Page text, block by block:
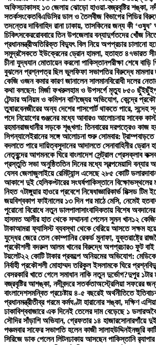
অফিসঢাকাসহ ১৩ জেলায় ঝোড়ো হাওয়া-বজ্রবৃষ্টির শঙ্কা,
সতর্কসংকেতবিএডিসির ডাল ও তৈলবীজ বিভাগের পিডির
তদন্তের দাবিনাহিদ রানা ঢাকায়, তাসকিনের জন্য কী ‘ওষুধ’
চিকিৎসকেররোববারে তিন উপজেলার বন্যাদুর্গতদের খোঁজ নিতে
প্রধানমন্ত্রীঅতিরিক্ত বিদ্যুৎ বিল নিয়ে অপপ্রচার চালানো
সমুদ্রসৈকতে ইউক্রেনের ড্রোন হামলা, হতাহত ৪৭ভারত
চীনা যুদ্ধযান মোতায়েন করলো পাকিস্তানপরীক্ষা শেষে বাড়ি
বুঝলেন প্রশ্নপত্র ছিল ভুলফিফা সভাপতির বিরুদ্ধে মামলার
কেজি ওজন কমার কারণ জানালেন সালমানবিরোধী দলের
কথা বলছেন: মির্জা ফখরুলহাম ও উপসর্গে মৃত্যু ৮৫০ ছুঁইছুঁই
টেন্ডার অনিয়ম ও কমিশন বাণিজ্যের অভিযোগ, কেন্দ্রে
তুষারবেনজীরের অন্য দেশের পাসপোর্ট থাকতে পারে, সন্দেহ
পদে নিয়োগের গুঞ্জনের মধ্যে আবারও আলোচনায় সাবেক
রহমানরাজধানীর সড়কে শৃঙ্খলা: তিনবারের দরপত্রেও কাজ
সিগন্যালেইরানের সঙ্গে আলোচনা শুরু সোমবার: ট্রাম্পবাড়তে
বদলাতে পারে দায়িত্বসুদানের আদালতে সেনাবাহিনীর ড্রোন
নেতৃবৃন্দের আগমনকে ঘিরে বাংলাদেশ সেন্ট্রাল প্রেসক্লাব
প্রস্তুতি সভা অনুষ্ঠিততিন দিনের মধ্যে স্বল্পমেয়াদি
যেসব জেলাজুলাইয়ে রেমিট্যান্স এসেছে ২৮৫ কোটি ডলার
আকাশে দুই হেলিকপ্টারের সংঘর্ষপাকিস্তানে বিক্ষোভস্থলের
নিহত ৭টাঙ্গুয়ার হাওরে প্রবেশে নিষেধাজ্ঞারিকার্ভ মিক্সড টিম
জয়বিশ্বকাপ ফাইনালের ১৩ দিন পর মাঠে মেসি, নেমেই
পুরোনো বিরোধে নতুন ডালপালাসাংবাদিকতায় বিশেষ
হাসমত আলীর হাত থেকে সম্মাননা পেলেন সুমন খান১২
টাকাআমরা ফ্যাসিস্ট ব্যবস্থা থেকে বেরিয়ে আসতে সক্ষম
যুদ্ধের জেরে তেল কোম্পানির রেকর্ড মুনাফা, যুক্তরাষ্ট্রে
প্রকৌশলী বদরুল আলম খানের বিরুদ্ধে অপপ্রচার৩ ফুট বাই
টয়লেট২২ কোটি টাকার প্রকল্পে অনিয়মের অভিযোগ:
নির্বাহী প্রকৌশলী মোহাম্মদ তরিকুল ইসলামকে ঘিরে প্রশ্ন
বেসরকারি খাতে গেলে সমাধান নাকি নতুন দুর্ভোগ?দুপুর ১টার
বজ্রবৃষ্টির আশঙ্কা, নদীবন্দরে সতর্কতাঅস্ট্রেলিয়া সফরের
বাংলাদেশসমন্বিত প্রচেষ্টায় ৪-৫ বছরেই অর্থনীতিতে
প্রধানমন্ত্রীতীব্র গরমে কর্মঘণ্টা হারানোর শঙ্কা, দক্ষিণ
ঢাকাবিশ্ববাজারে এক দিনেই তেলের দাম বেড়েছে ১ ডলার
সৌদির সাঁড়াশি অভিযান, গ্রেফতার ১৪ হাজারসোনারগাঁয়ে
পঞ্চমবার সাফের সভাপতি হলেন কাজী সালাহউদ্দিনইনজুরি
সিরিজে ডাক পেলেন লিটনঢাকায় আসছেন পাকিস্তানি র‍্যাপার